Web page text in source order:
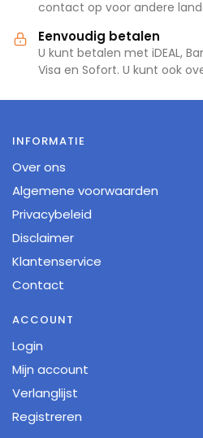
contact op voor andere
Eenvoudig betalen
U kunt betalen met iDEAL,
Visa en Sofort. U kunt ook
INFORMATIE
Over ons
Algemene voorwaarden
Privacybeleid
Disclaimer
Klantenservice
Contact
ACCOUNT
Login
Mijn account
Verlanglijst
Registreren